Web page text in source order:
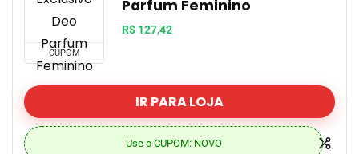
CUPOM
Parfum Feminino
R$ 127,42
IR PARA LOJA
Use o CUPOM: NOVO